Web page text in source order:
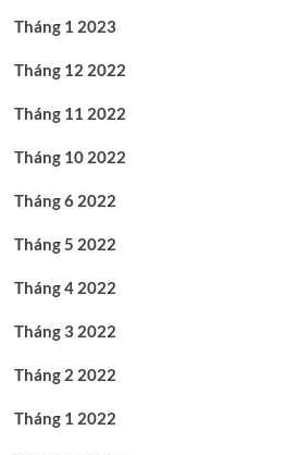
Tháng 1 2023
Tháng 12 2022
Tháng 11 2022
Tháng 10 2022
Tháng 6 2022
Tháng 5 2022
Tháng 4 2022
Tháng 3 2022
Tháng 2 2022
Tháng 1 2022